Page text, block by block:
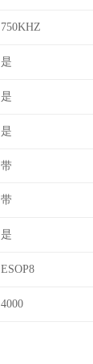
750KHZ
是
是
是
带
带
是
ESOP8
4000